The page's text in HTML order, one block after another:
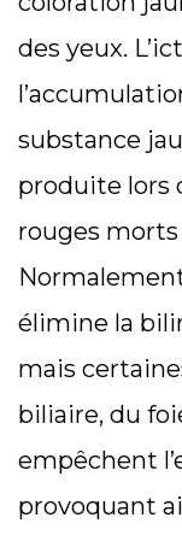
des yeux.
substance
produite lors
rouges morts
élimine la
mais
biliaire, du
empêchent
provoquant